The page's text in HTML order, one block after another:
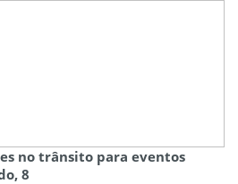
no trânsito para eventos
8